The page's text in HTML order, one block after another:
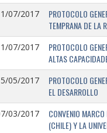
07/2017
PROTOCOLO
TEMPRANA DE LA
07/2017
PROTOCOLO
ALTAS
05/2017
PROTOCOLO
EL DESARROLLO
03/2017
CONVENIO
(CHILE) Y LA